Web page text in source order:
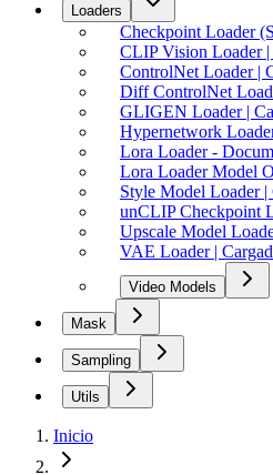
Loaders
Checkpoint Loader
CLIP Vision Loader
ControlNet Loader |
Diff ControlNet
GLIGEN Loader |
Hypernetwork
Lora Loader -
Lora Loader Model
Style Model Loader
unCLIP Checkpoint
Upscale Model
VAE Loader |
Video Models
Mask
Sampling
Utils
Inicio